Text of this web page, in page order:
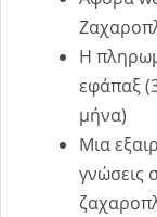
Η
εφάπαξ
μήνα)
Μια
γνώσεις